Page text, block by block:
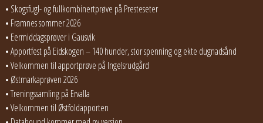
Skogsfugl- og fullkombinertprøve på Presteseter
Framnes sommer 2026
Eermiddagsprøver i Gausvik
Apportfest på Eidskogen – 140 hunder, stor spenning og ekte dugnadsånd
Velkommen til apportprøve på Ingelsrudgård
Østmarkaprøven 2026
Treningssamling på Ervalla
Velkommen til Østfoldapporten